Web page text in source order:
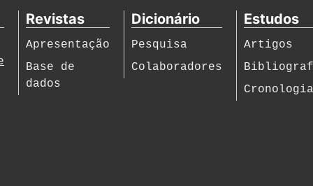
Revistas
Apresentação
Base de
dados
Dicionário
Pesquisa
Colaboradores
Estudos
Artigos